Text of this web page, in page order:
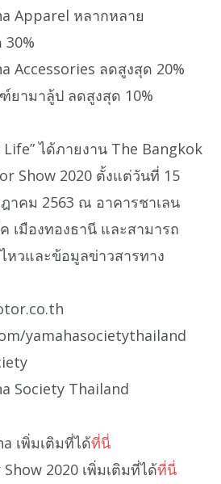
Apparel หลากหลาย
Accessories ลดสูงสุด 20%
ามาลู้ป ลดสูงสุด 10%
ได้ภายงาน The Bangkok
Show 2020 ตั้งแต่วันที่ 15
าคม 2563 ณ อาคารชาเลน
เมืองทองธานี และสามารถ
หวและข้อมูลข่าวสารทาง
yamahasocietythailand
Society Thailand
เพิ่มเติมที่ได้ที่นี่
2020 เพิ่มเติมที่ได้ที่นี่